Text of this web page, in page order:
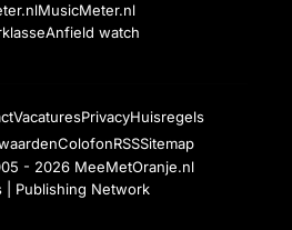
MusicMeter.nl
Anfield watch
VacaturesPrivacyHuisregels
ColofonRSSSitemap
- 2026 MeeMetOranje.nl
| Publishing Network